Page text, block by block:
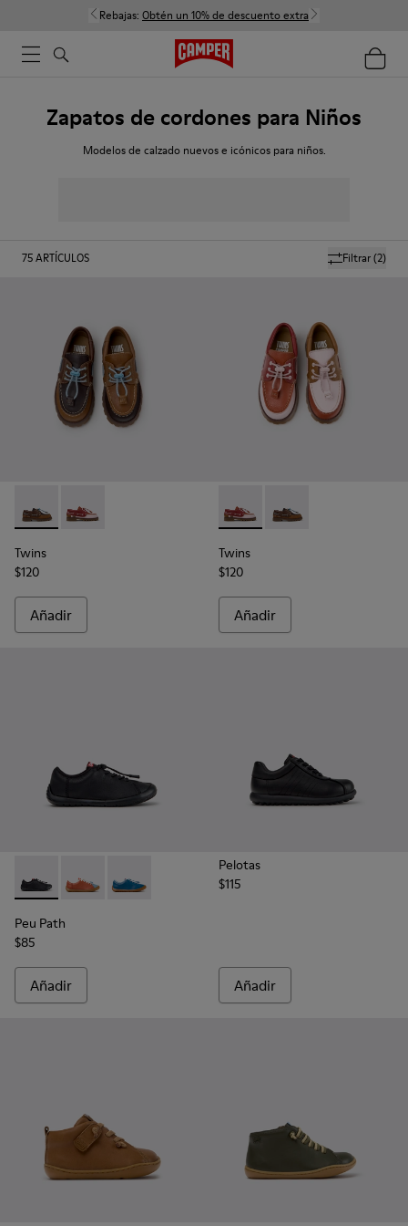
Rebajas: Obtén un 10% de descuento extra
Zapatos de cordones para Niños
Modelos de calzado nuevos e icónicos para niños.
Filtrar(2)
75ARTÍCULOS
Twins - K800416-007 - Náuticos de piel marrón para niños.
Twins - K800416-008 - Zapatos náuticos de piel
Twins
$120
Añadir
Twins - K800416-008 -
Twins - K800416-
Twins
$120
Añadir
Peu Path - K800707-007 - Zapatillas negras de piel para
Peu Path - K800707-008 - Zapatillas multicolor de
Peu Path - K800707-002 - Zapatillas de piel
Peu Path
$85
Añadir
Pelotas
$115
Añadir